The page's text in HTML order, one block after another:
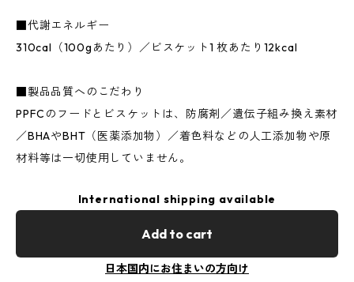
■代謝エネルギー
310cal（100gあたり）／ビスケット1 枚あたり12kcal
■製品品質へのこだわり
PPFCのフードとビスケットは、防腐剤／遺伝子組み換え素材
／BHAやBHT（医薬添加物）／着色料などの人工添加物や原
材料等は一切使用していません。
International shipping available
Add to cart
日本国内にお住まいの方向け